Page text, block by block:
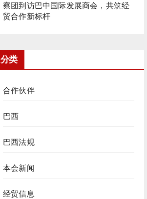
察团到访巴中国际发展商会，共筑经
贸合作新标杆
分类
合作伙伴
巴西
巴西法规
本会新闻
经贸信息